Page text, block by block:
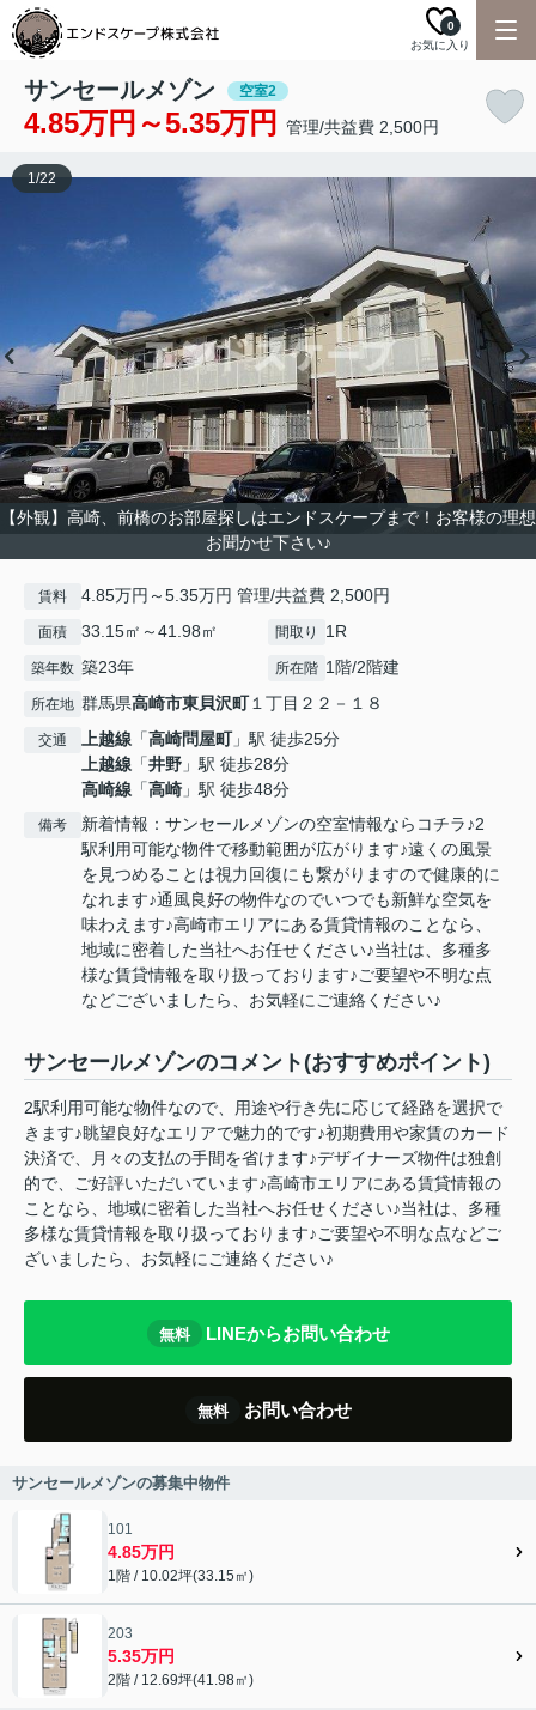
お気に入り
0
サンセールメゾン 空室2
4.85万円～5.35万円 管理/共益費 2,500円
【外観】高崎、前橋のお部屋探しはエンドスケープまで！お客様の理想
お聞かせ下さい♪
1/22
賃料 4.85万円～5.35万円 管理/共益費 2,500円
面積 33.15㎡～41.98㎡ 間取り 1R
築年数 築23年 所在階 1階/2階建
所在地 群馬県高崎市東貝沢町１丁目２２－１８
交通 上越線 「高崎問屋町」駅 徒歩25分
上越線 「井野 」駅 徒歩28分
高崎線 「高崎 」駅 徒歩48分
備考
新着情報：サンセールメゾンの空室情報ならコチラ♪2
駅利用可能な物件で移動範囲が広がります♪遠くの風景
を見つめることは視力回復にも繋がりますので健康的に
なれます♪通風良好の物件なのでいつでも新鮮な空気を
味わえます♪高崎市エリアにある賃貸情報のことなら、
地域に密着した当社へお任せください♪当社は、多種多
様な賃貸情報を取り扱っております♪ご要望や不明な点
などございましたら、お気軽にご連絡ください♪
サンセールメゾンのコメント(おすすめポイント)
2駅利用可能な物件なので、用途や行き先に応じて経路を選択で
きます♪眺望良好なエリアで魅力的です♪初期費用や家賃のカード
決済で、月々の支払の手間を省けます♪デザイナーズ物件は独創
的で、ご好評いただいています♪高崎市エリアにある賃貸情報の
ことなら、地域に密着した当社へお任せください♪当社は、多種
多様な賃貸情報を取り扱っております♪ご要望や不明な点などご
ざいましたら、お気軽にご連絡ください♪
無料 LINEからお問い合わせ
無料 お問い合わせ
サンセールメゾンの募集中物件
101
4.85万円
1階 / 10.02坪(33.15㎡)
203
5.35万円
2階 / 12.69坪(41.98㎡)